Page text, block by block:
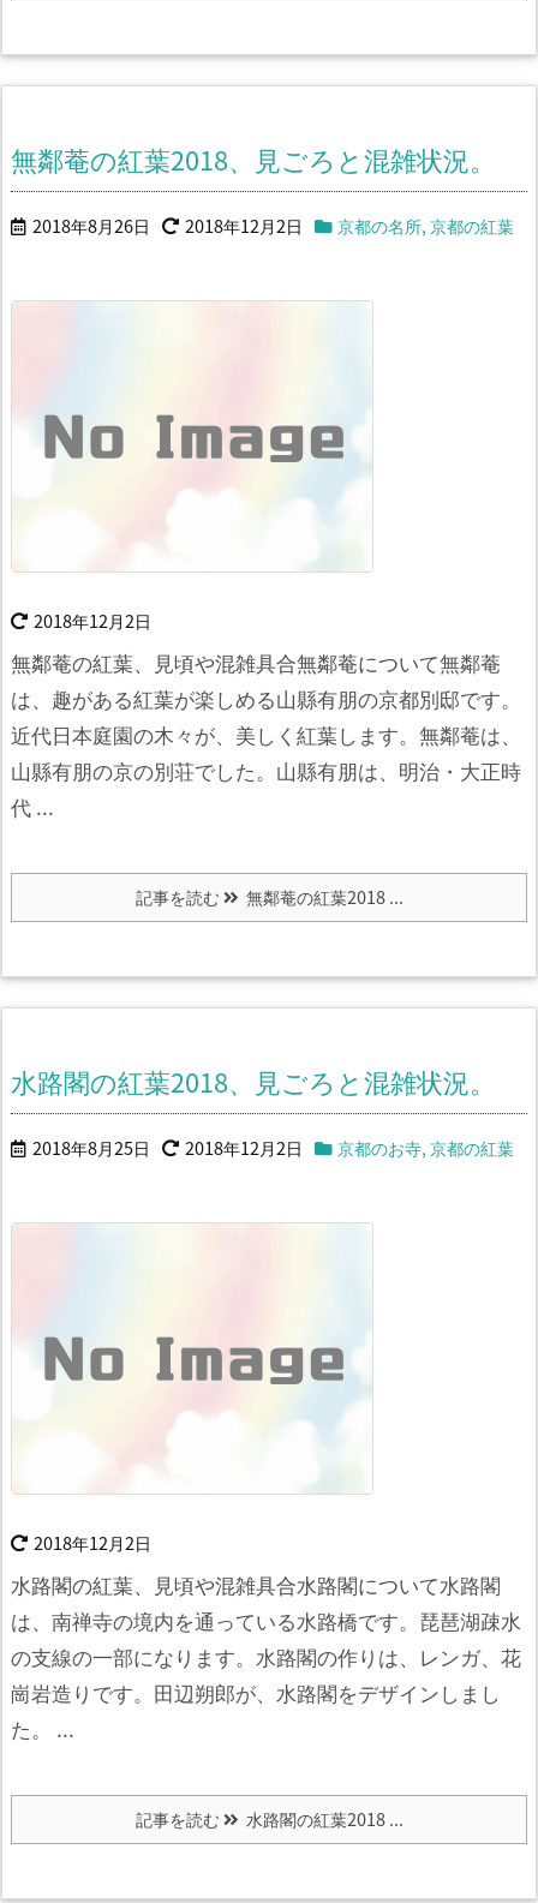
無鄰菴の紅葉2018、見ごろと混雑状況。
2018年8月26日 2018年12月2日 京都の名所,京都の紅葉
2018年12月2日
無鄰菴の紅葉、見頃や混雑具合無鄰菴について無鄰菴
は、趣がある紅葉が楽しめる山縣有朋の京都別邸です。
近代日本庭園の木々が、美しく紅葉します。 無鄰菴は、
山縣有朋の京の別荘でした。 山縣有朋は、明治・大正時
代 ...
記事を読む 無鄰菴の紅葉2018 ...
水路閣の紅葉2018、見ごろと混雑状況。
2018年8月25日 2018年12月2日 京都のお寺,京都の紅葉
2018年12月2日
水路閣の紅葉、見頃や混雑具合水路閣について水路閣
は、南禅寺の境内を通っている水路橋です。 琵琶湖疎水
の支線の一部になります。 水路閣の作りは、レンガ、花
崗岩造りです。 田辺朔郎が、水路閣をデザインしまし
た。 ...
記事を読む 水路閣の紅葉2018 ...